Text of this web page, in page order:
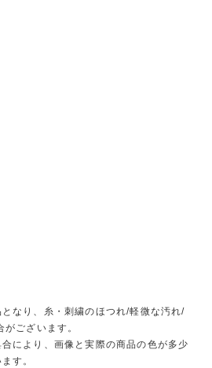
となり、糸・刺繍のほつれ/軽微な汚れ/
ございます。
により、画像と実際の商品の色が多少
す。